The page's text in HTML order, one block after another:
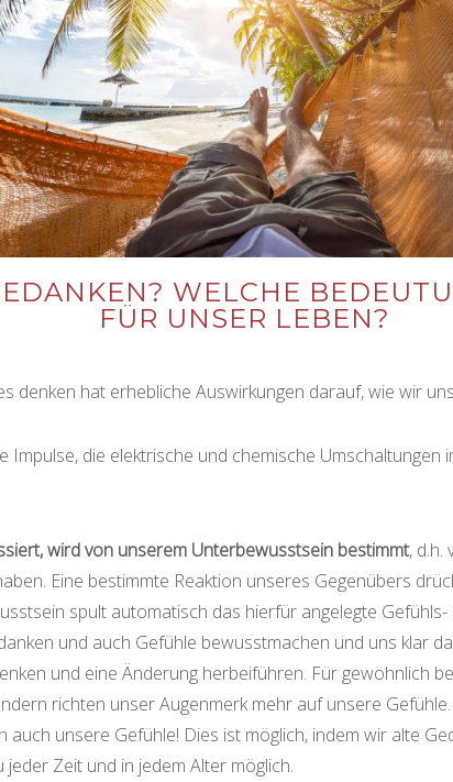
WELCHE
FÜR UNSER LEBEN?
denken hat erhebliche Auswirkungen darauf, wie wir
Impulse, die elektrische und chemische Umschaltungen
wird von unserem Unterbewusstsein bestimmt, d.h.
Eine bestimmte Reaktion unseres Gegenübers
spult automatisch das hierfür angelegte
und auch Gefühle bewusstmachen und uns klar
und eine Änderung herbeiführen. Für gewöhnlich
richten unser Augenmerk mehr auf unsere
auch unsere Gefühle! Dies ist möglich, indem wir alte
Zeit und in jedem Alter möglich.